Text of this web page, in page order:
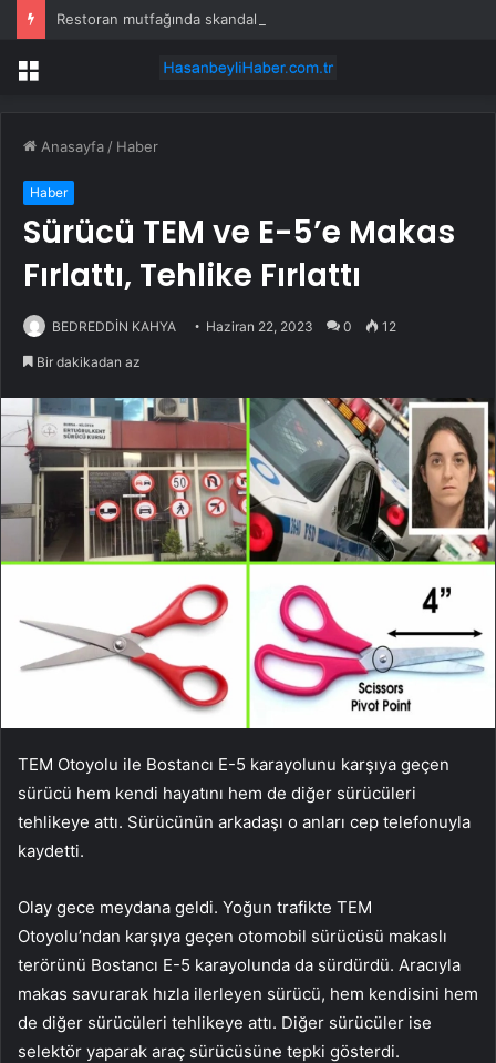
Menü
Anasayfa / Haber
Haber
Sürücü TEM ve E-5’e Makas
Fırlattı, Tehlike Fırlattı
BEDREDDİN KAHYA Haziran 22, 2023 0 12
Bir dakikadan az
TEM Otoyolu ile Bostancı E-5 karayolunu karşıya geçen
sürücü hem kendi hayatını hem de diğer sürücüleri
tehlikeye attı. Sürücünün arkadaşı o anları cep telefonuyla
kaydetti.
Olay gece meydana geldi. Yoğun trafikte TEM
Otoyolu’ndan karşıya geçen otomobil sürücüsü makaslı
terörünü Bostancı E-5 karayolunda da sürdürdü. Aracıyla
makas savurarak hızla ilerleyen sürücü, hem kendisini hem
de diğer sürücüleri tehlikeye attı. Diğer sürücüler ise
selektör yaparak araç sürücüsüne tepki gösterdi.